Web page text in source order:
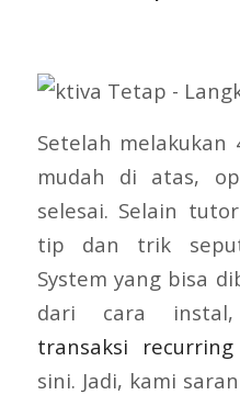
Setelah
mudah di atas,
selesai. Selain
tip dan trik
System yang bisa
dari cara instal,
transaksi recurring
sini. Jadi, kami